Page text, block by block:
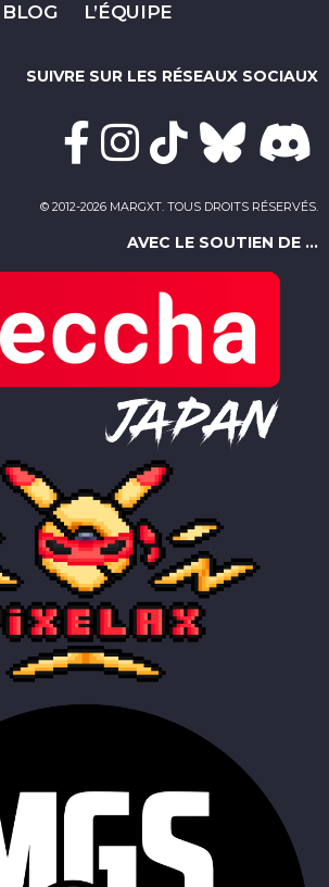
L’ÉQUIPE
SUIVRE SUR LES RÉSEAUX SOCIAUX
© 2012-2026 MARGXT. TOUS DROITS RÉSERVÉS.
AVEC LE SOUTIEN DE ...